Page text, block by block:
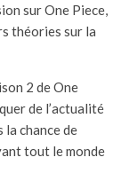
sur One Piece,
théories sur la
2 de One
de l’actualité
chance de
tout le monde